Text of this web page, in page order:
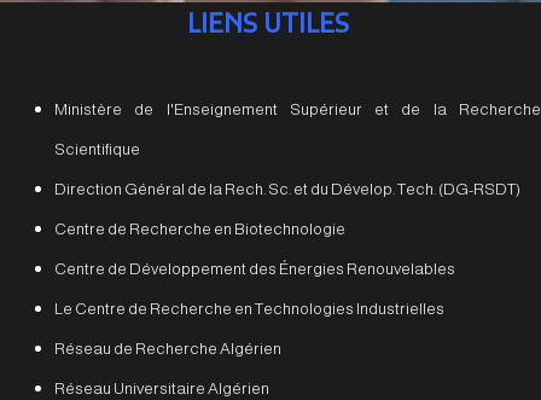
LIENS UTILES
Ministère de l'Enseignement Supérieur et de la Recherche
Scientifique
Direction Général de la Rech. Sc. et du Dévelop. Tech. (DG-RSDT)
Centre de Recherche en Biotechnologie
Centre de Développement des Énergies Renouvelables
Le Centre de Recherche en Technologies Industrielles
Réseau de Recherche Algérien
Réseau Universitaire Algérien